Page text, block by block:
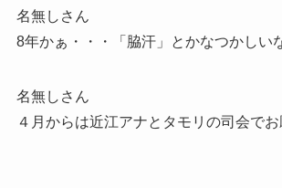
名無しさん
8年かぁ・・・「脇汗」とかなつかしい
名無しさん
４月からは近江アナとタモリの司会でお